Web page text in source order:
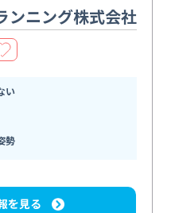
ンニング株式会社
い
勢
を見る